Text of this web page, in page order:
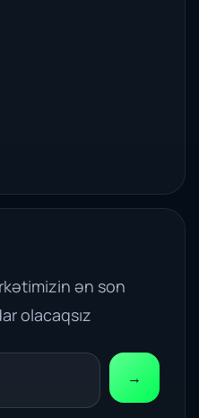
ən son
olacaqsız
→